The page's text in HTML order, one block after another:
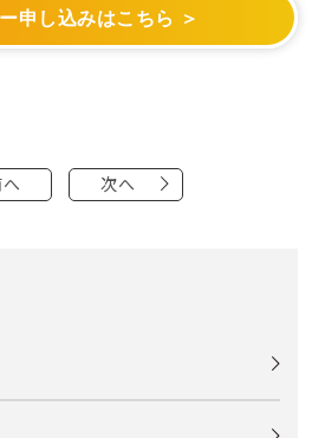
申し込みはこちら ＞
次へ